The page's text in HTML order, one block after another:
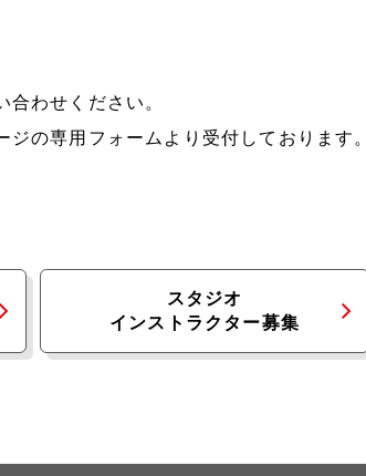
わせください。
の専用フォームより受付しております。
スタジオ
インストラクター募集